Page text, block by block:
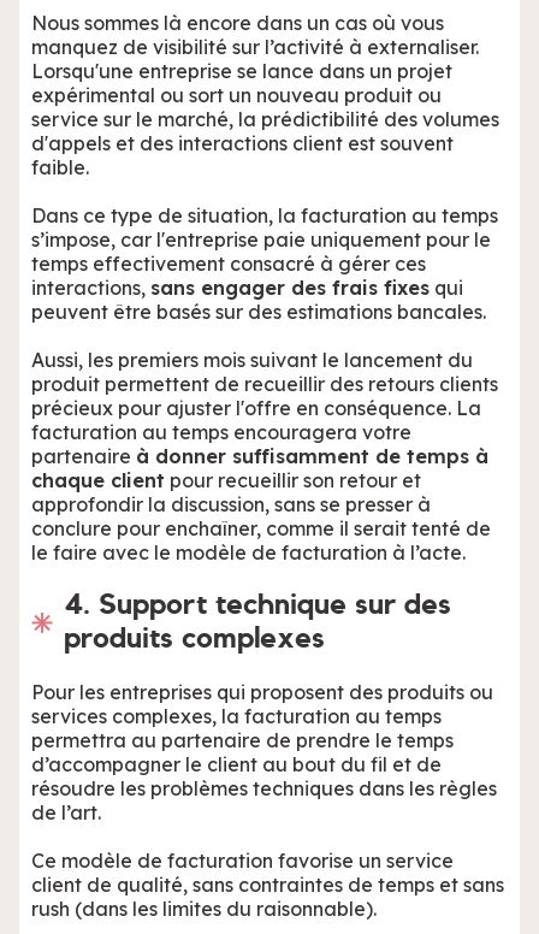
Nous sommes là encore dans un cas où vous
manquez de visibilité sur l’activité à externaliser.
Lorsqu'une entreprise se lance dans un projet
expérimental ou sort un nouveau produit ou
service sur le marché, la prédictibilité des volumes
d'appels et des interactions client est souvent
faible.
Dans ce type de situation, la facturation au temps
s’impose, car l'entreprise paie uniquement pour le
temps effectivement consacré à gérer ces
interactions, sans engager des frais fixes qui
peuvent être basés sur des estimations bancales.
Aussi, les premiers mois suivant le lancement du
produit permettent de recueillir des retours clients
précieux pour ajuster l'offre en conséquence. La
facturation au temps encouragera votre
partenaire à donner suffisamment de temps à
chaque client pour recueillir son retour et
approfondir la discussion, sans se presser à
conclure pour enchaîner, comme il serait tenté de
le faire avec le modèle de facturation à l’acte.
4. Support technique sur des
produits complexes
Pour les entreprises qui proposent des produits ou
services complexes, la facturation au temps
permettra au partenaire de prendre le temps
d’accompagner le client au bout du fil et de
résoudre les problèmes techniques dans les règles
de l’art.
Ce modèle de facturation favorise un service
client de qualité, sans contraintes de temps et sans
rush (dans les limites du raisonnable).